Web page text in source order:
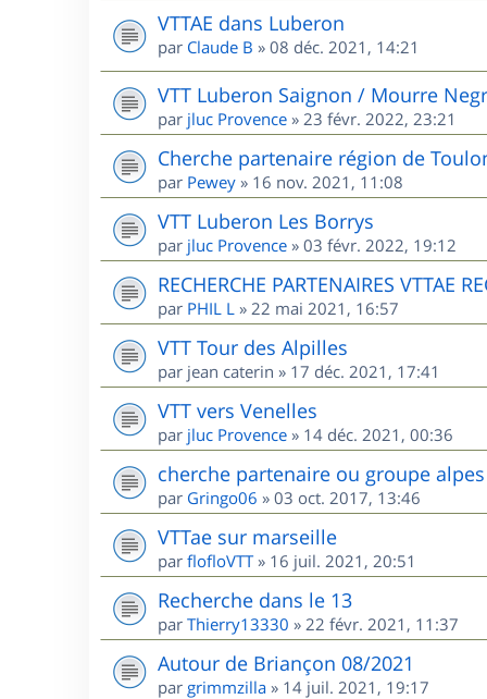
VTTAE dans Luberon
par Claude B » 08 déc. 2021, 14:21
VTT Luberon Saignon / Mourre
par jluc Provence » 23 févr. 2022, 23:21
Cherche partenaire région de
par Pewey » 16 nov. 2021, 11:08
VTT Luberon Les Borrys
par jluc Provence » 03 févr. 2022, 19:12
RECHERCHE PARTENAIRES VTTAE
par PHIL L » 22 mai 2021, 16:57
VTT Tour des Alpilles
par jean caterin » 17 déc. 2021, 17:41
VTT vers Venelles
par jluc Provence » 14 déc. 2021, 00:36
cherche partenaire ou groupe
par Gringo06 » 03 oct. 2017, 13:46
VTTae sur marseille
par flofloVTT» 16 juil. 2021, 20:51
Recherche dans le 13
par Thierry13330 » 22 févr. 2021, 11:37
Autour de Briançon 08/2021
par grimmzilla » 14 juil. 2021, 19:17